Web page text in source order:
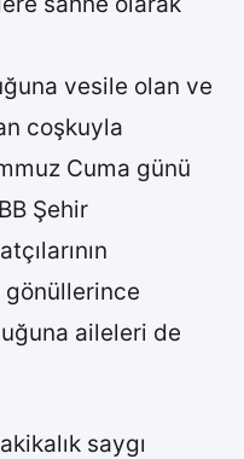
vesile olan ve
coşkuyla
Cuma günü
Şehir
aileleri de
saygı